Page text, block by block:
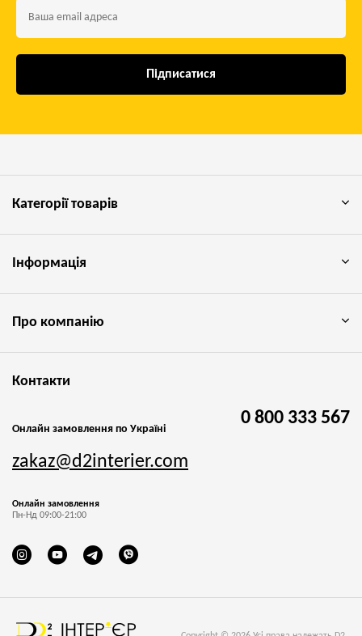
Підписатися
Категорії товарів
Інформація
Про компанію
Контакти
Онлайн замовлення по Україні
0 800 333 567
zakaz@d2interier.com
Онлайн замовлення
Пн-Нд 09:00-21:00